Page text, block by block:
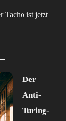
Tacho ist jetzt
Der
Anti-
Turing-